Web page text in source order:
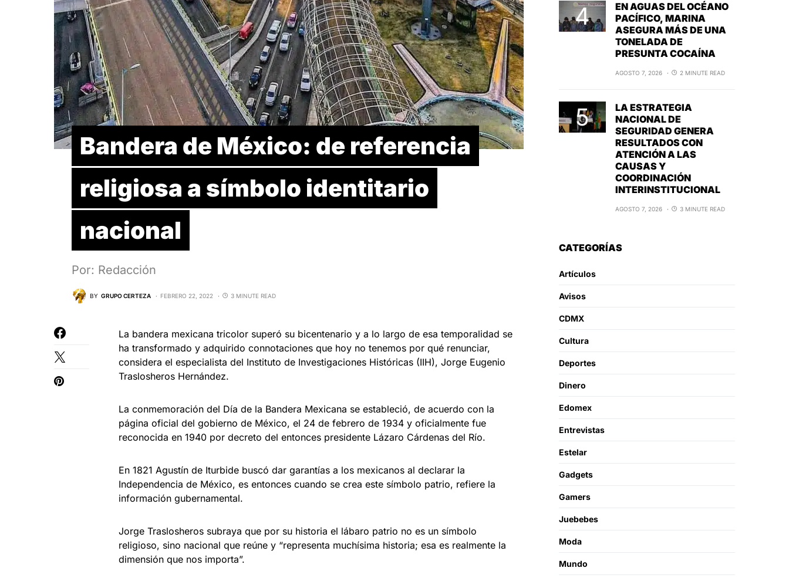
Bandera de México: de referencia
religiosa a símbolo identitario
nacional
Por: Redacción
BY GRUPO CERTEZA FEBRERO 22, 2022 3 MINUTE READ
La bandera mexicana tricolor superó su bicentenario y a lo largo de esa temporalidad se
ha transformado y adquirido connotaciones que hoy no tenemos por qué renunciar,
considera el especialista del Instituto de Investigaciones Históricas (IIH), Jorge Eugenio
Traslosheros Hernández.
La conmemoración del Día de la Bandera Mexicana se estableció, de acuerdo con la
página oficial del gobierno de México, el 24 de febrero de 1934 y oficialmente fue
reconocida en 1940 por decreto del entonces presidente Lázaro Cárdenas del Río.
En 1821 Agustín de Iturbide buscó dar garantías a los mexicanos al declarar la
Independencia de México, es entonces cuando se crea este símbolo patrio, refiere la
información gubernamental.
Jorge Traslosheros subraya que por su historia el lábaro patrio no es un símbolo
religioso, sino nacional que reúne y “representa muchísima historia; esa es realmente la
dimensión que nos importa”.
EN AGUAS DEL OCÉANO
PACÍFICO, MARINA
ASEGURA MÁS DE UNA
TONELADA DE
PRESUNTA COCAÍNA
AGOSTO 7, 2026 2 MINUTE READ
LA ESTRATEGIA
NACIONAL DE
SEGURIDAD GENERA
RESULTADOS CON
ATENCIÓN A LAS
CAUSAS Y
COORDINACIÓN
INTERINSTITUCIONAL
AGOSTO 7, 2026 3 MINUTE READ
CATEGORÍAS
Artículos
Avisos
CDMX
Cultura
Deportes
Dinero
Edomex
Entrevistas
Estelar
Gadgets
Gamers
Juebebes
Moda
Mundo